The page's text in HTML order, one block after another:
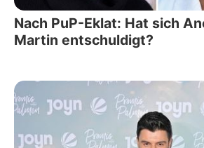
Nach PuP-Eklat: Hat sich
Martin entschuldigt?